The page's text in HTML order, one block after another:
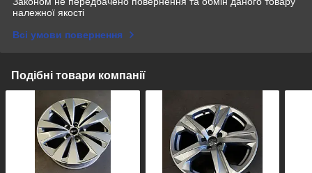
належної якості
Всі умови повернення
Подібні товари компанії